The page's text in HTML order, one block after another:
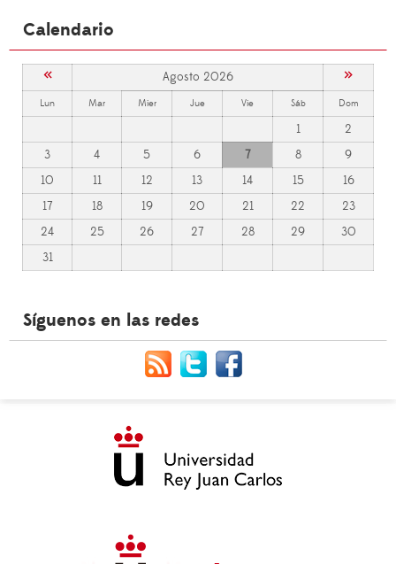
Calendario
« Agosto 2026 »
Lun Mar Mier Jue Vie Sáb Dom
1
2
3
4 5 6 7 8
9
10
11 12 13 14 15
16
17
18 19 20 21 22
23
24
25 26 27 28 29
30
31
Síguenos en las redes